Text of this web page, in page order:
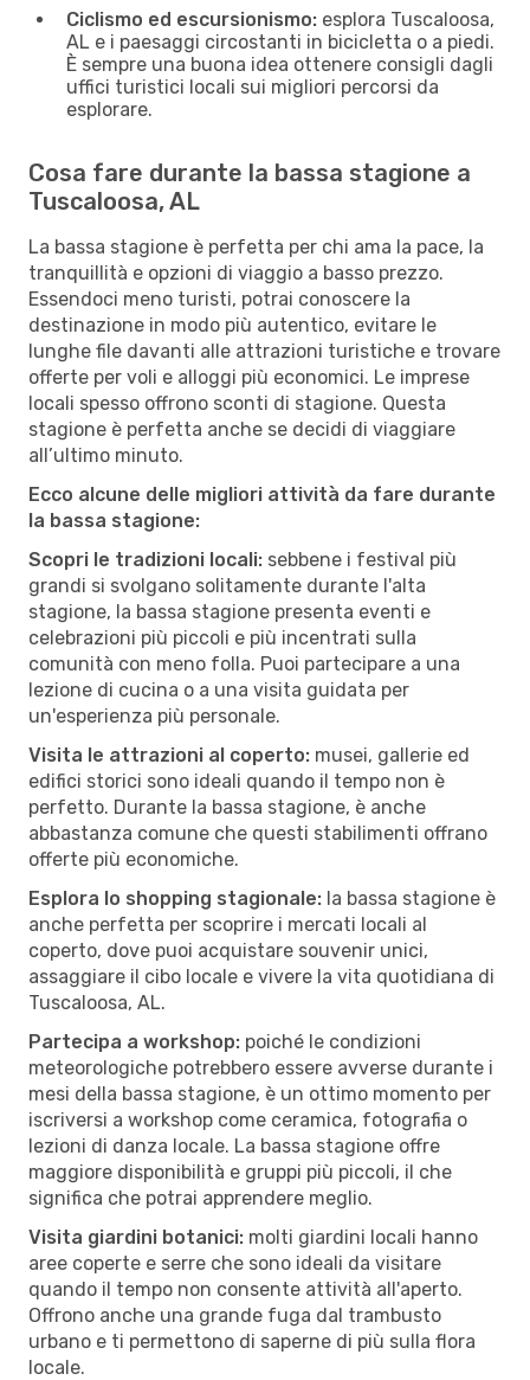
Ciclismo ed escursionismo: esplora Tuscaloosa,
AL e i paesaggi circostanti in bicicletta o a piedi.
È sempre una buona idea ottenere consigli dagli
uffici turistici locali sui migliori percorsi da
esplorare.
Cosa fare durante la bassa stagione a
Tuscaloosa, AL
La bassa stagione è perfetta per chi ama la pace, la
tranquillità e opzioni di viaggio a basso prezzo.
Essendoci meno turisti, potrai conoscere la
destinazione in modo più autentico, evitare le
lunghe file davanti alle attrazioni turistiche e trovare
offerte per voli e alloggi più economici. Le imprese
locali spesso offrono sconti di stagione. Questa
stagione è perfetta anche se decidi di viaggiare
all’ultimo minuto.
Ecco alcune delle migliori attività da fare durante
la bassa stagione:
Scopri le tradizioni locali: sebbene i festival più
grandi si svolgano solitamente durante l'alta
stagione, la bassa stagione presenta eventi e
celebrazioni più piccoli e più incentrati sulla
comunità con meno folla. Puoi partecipare a una
lezione di cucina o a una visita guidata per
un'esperienza più personale.
Visita le attrazioni al coperto: musei, gallerie ed
edifici storici sono ideali quando il tempo non è
perfetto. Durante la bassa stagione, è anche
abbastanza comune che questi stabilimenti offrano
offerte più economiche.
Esplora lo shopping stagionale: la bassa stagione è
anche perfetta per scoprire i mercati locali al
coperto, dove puoi acquistare souvenir unici,
assaggiare il cibo locale e vivere la vita quotidiana di
Tuscaloosa, AL.
Partecipa a workshop: poiché le condizioni
meteorologiche potrebbero essere avverse durante i
mesi della bassa stagione, è un ottimo momento per
iscriversi a workshop come ceramica, fotografia o
lezioni di danza locale. La bassa stagione offre
maggiore disponibilità e gruppi più piccoli, il che
significa che potrai apprendere meglio.
Visita giardini botanici: molti giardini locali hanno
aree coperte e serre che sono ideali da visitare
quando il tempo non consente attività all'aperto.
Offrono anche una grande fuga dal trambusto
urbano e ti permettono di saperne di più sulla flora
locale.